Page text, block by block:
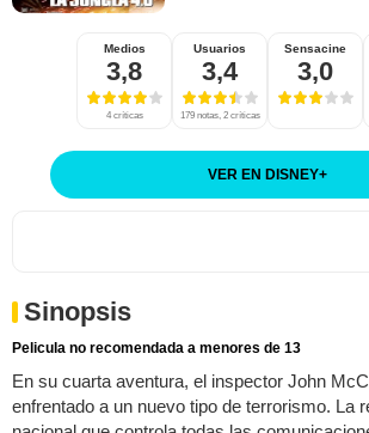
Medios
3,8
4 críticas
Usuarios
3,4
179 notas, 2 críticas
Sensacine
3,0
VER EN DISNEY+
Sinopsis
Pelicula no recomendada a menores de 13
En su cuarta aventura, el inspector John
enfrentado a un nuevo tipo de terrorismo. La